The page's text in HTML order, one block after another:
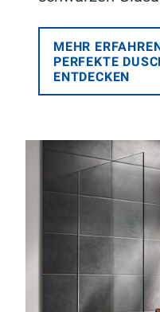
MEHR
PERFEKTE
ENTDECKEN